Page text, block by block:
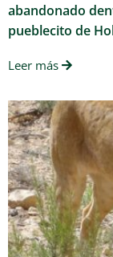
abandonado
pueblecito de
Leer más